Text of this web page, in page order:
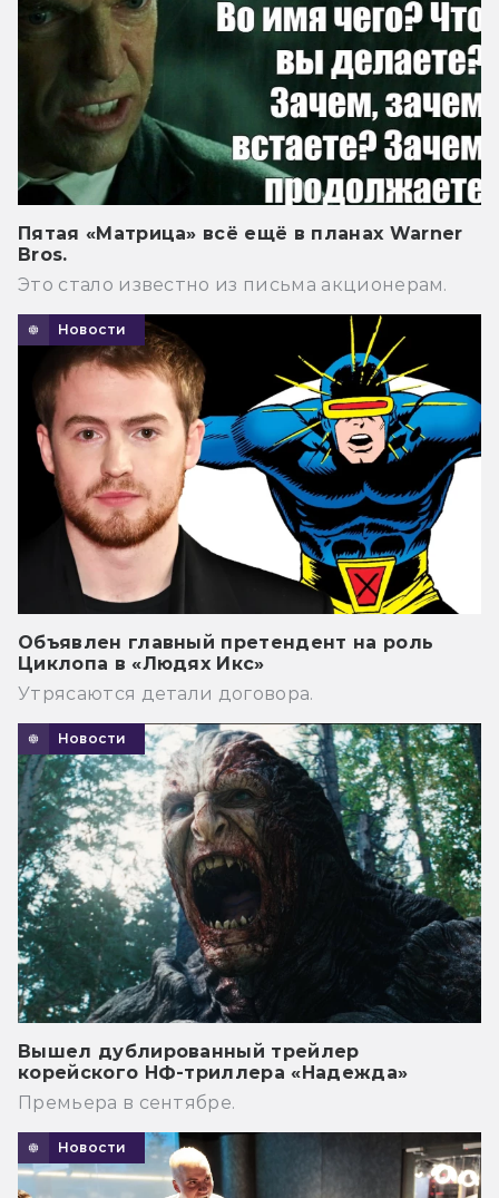
Пятая «Матрица» всё ещё в планах Warner
Bros.
Это стало известно из письма акционерам.
Новости
Объявлен главный претендент на роль
Циклопа в «Людях Икс»
Утрясаются детали договора.
Новости
Вышел дублированный трейлер
корейского НФ-триллера «Надежда»
Премьера в сентябре.
Новости